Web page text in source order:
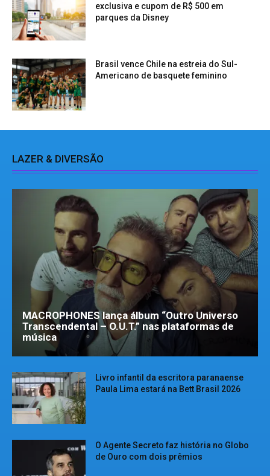
exclusiva e cupom de R$ 500 em
parques da Disney
Brasil vence Chile na estreia do Sul-
Americano de basquete feminino
LAZER & DIVERSÃO
MACROPHONES lança álbum “Outro Universo
Transcendental – O.U.T.” nas plataformas de
música
Livro infantil da escritora paranaense
Paula Lima estará na Bett Brasil 2026
O Agente Secreto faz história no Globo
de Ouro com dois prêmios